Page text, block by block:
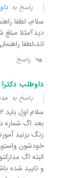
پاسخ به
سلام، لطفا
دید؟مثلا
اند،لطفا
پاسخ
داوطلب دکترا
پاسخ به
سلام اول باید ۷۲ ساعت بگذره
بعد اگ شماره
زنگ بزنید
خودشون
البته اگ
و تایید شده